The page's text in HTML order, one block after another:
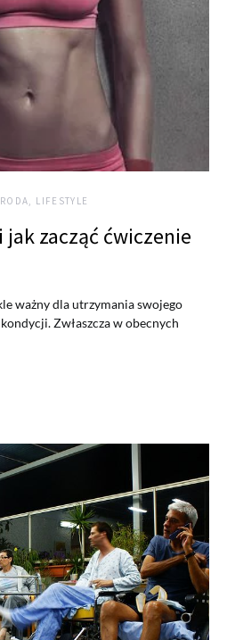
LIFESTYLE
zacząć ćwiczenie
ważny dla utrzymania swojego
Zwłaszcza w obecnych